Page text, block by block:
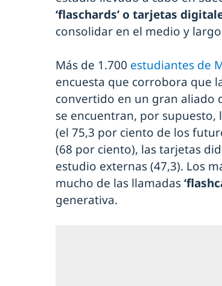
‘flaschards’ o tarjetas
consolidar en el medio y
Más de 1.700 estudiantes de
encuesta que corrobora que
convertido en un gran aliado
se encuentran, por supuesto,
(el 75,3 por ciento de los
(68 por ciento), las tarjetas
estudio externas (47,3). Los
mucho de las llamadas
generativa.